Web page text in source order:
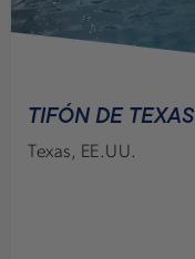
TIFÓN DE TEXAS
Texas, EE.UU.